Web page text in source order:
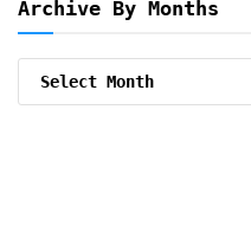
Archive By Months